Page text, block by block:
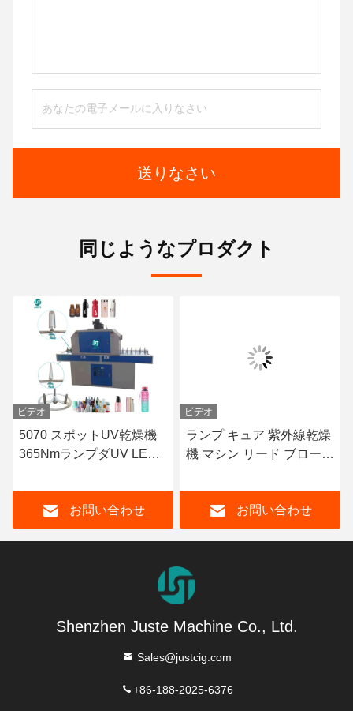
送りなさい
同じようなプロダクト
ビデオ
5070 スポットUV乾燥機
365NmランプダUV LED
お問い合わせ
ビデオ
ランプ キュア 紫外線乾燥
機 マシン リード ブロー
UV キュア 900W 3KW
6KW クラウン形ミニUV
トンネル
お問い合わせ
Shenzhen Juste Machine Co., Ltd.
Sales@justcig.com
+86-188-2025-6376